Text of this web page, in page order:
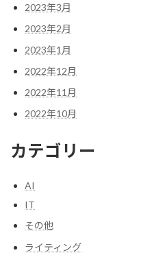
2023年3月
2023年2月
2023年1月
2022年12月
2022年11月
2022年10月
カテゴリー
AI
IT
その他
ライティング